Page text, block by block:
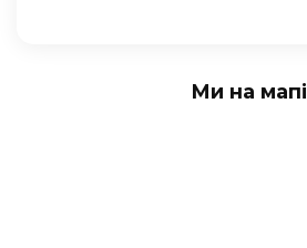
Ми на мапі